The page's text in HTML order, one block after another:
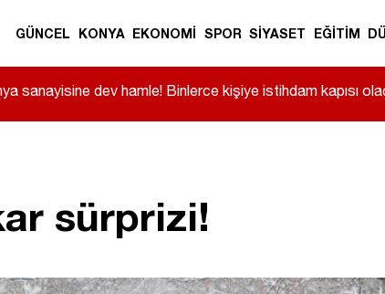
GÜNCEL KONYA EKONOMİ SPOR SİYASET EĞİTİM
sanayisine dev hamle! Binlerce kişiye istihdam kapısı
sürprizi!